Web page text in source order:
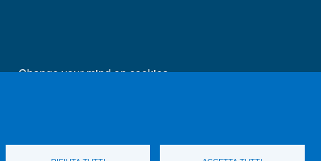
Change your mind on cookies